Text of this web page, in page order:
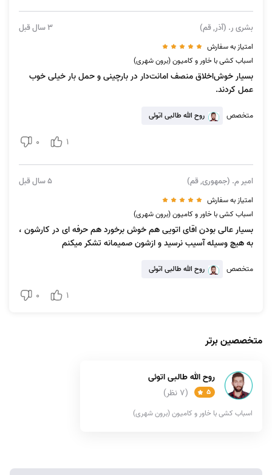
بشری ر. (آذر, قم) 3 سال قبل
امتیاز به سفارش
اسباب کشی با خاور و کامیون (برون شهری)
بسیار خوش‌اخلاق منصف امانت‌دار در بارچینی و حمل بار خیلی خوب
عمل کردند.
متخصص روح الله طالبی اتوئی
1
0
امیر م. (جمهوری, قم) 5 سال قبل
امتیاز به سفارش
اسباب کشی با خاور و کامیون (برون شهری)
بسیار عالی بودن اقای اتویی هم خوش برخورد هم حرفه ای در کارشون ،
به هیچ وسیله آسیب نرسید و ازشون صمیمانه تشکر میکنم
متخصص روح الله طالبی اتوئی
1
0
متخصصین برتر
روح الله طالبی اتوئی
5 (7 نظر)
اسباب کشی با خاور و کامیون (برون شهری)